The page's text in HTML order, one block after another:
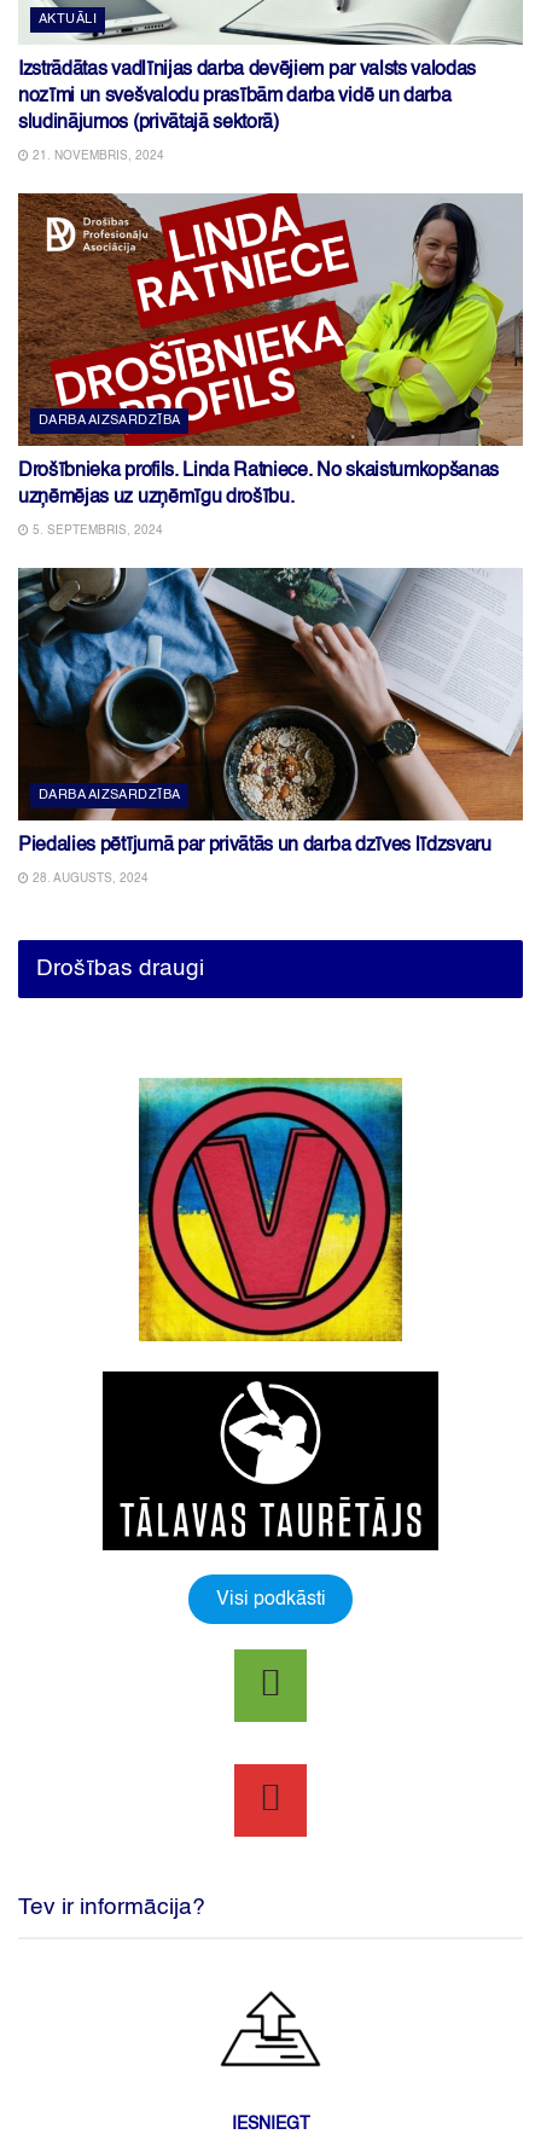
AKTUĀLI
Izstrādātas vadlīnijas darba devējiem par valsts valodas
nozīmi un svešvalodu prasībām darba vidē un darba
sludinājumos (privātajā sektorā)
21. NOVEMBRIS, 2024
DARBA AIZSARDZĪBA
Drošībnieka profils. Linda Ratniece. No skaistumkopšanas
uzņēmējas uz uzņēmīgu drošību.
5. SEPTEMBRIS, 2024
DARBA AIZSARDZĪBA
Piedalies pētījumā par privātās un darba dzīves līdzsvaru
28. AUGUSTS, 2024
Drošības draugi
Visi podkāsti
Tev ir informācija?
IESNIEGT